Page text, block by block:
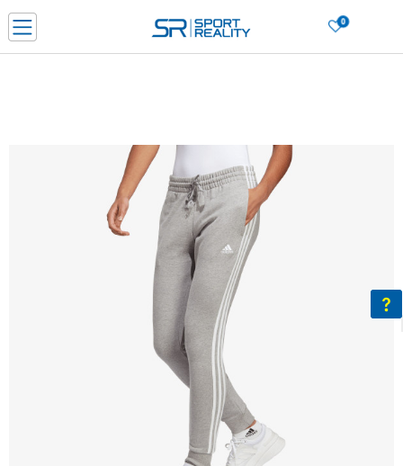
0
& COLLECT Платете со картичка online и подигнете во продавницата по ваш
ДОЗНАЈ ПОВЕЌЕ
Ценовник
ДОЗНАЈ ПОВЕЌЕ